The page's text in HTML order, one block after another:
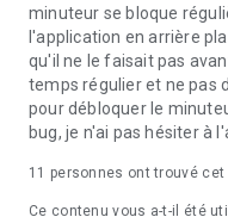
minuteur se bloque
l'application en arrière
qu'il ne le faisait pas
temps régulier et ne pas
pour débloquer le
bug, je n'ai pas hésiter à
11 personnes ont trouvé
Ce contenu vous a-t-il été